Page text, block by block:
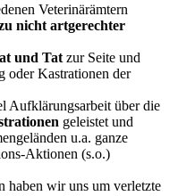
Veterinärämtern
nicht artgerechter
und Tat zur Seite und
oder Kastrationen der
Aufklärungsarbeit über die
geleistet und
u.a. ganze
Aktionen (s.o.)
haben wir uns um verletzte